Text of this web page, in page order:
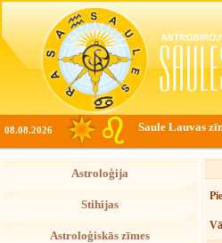
08.08.2026 Saule Lauvas
Astroloģija
Stihijas
Astroloģiskās zīmes